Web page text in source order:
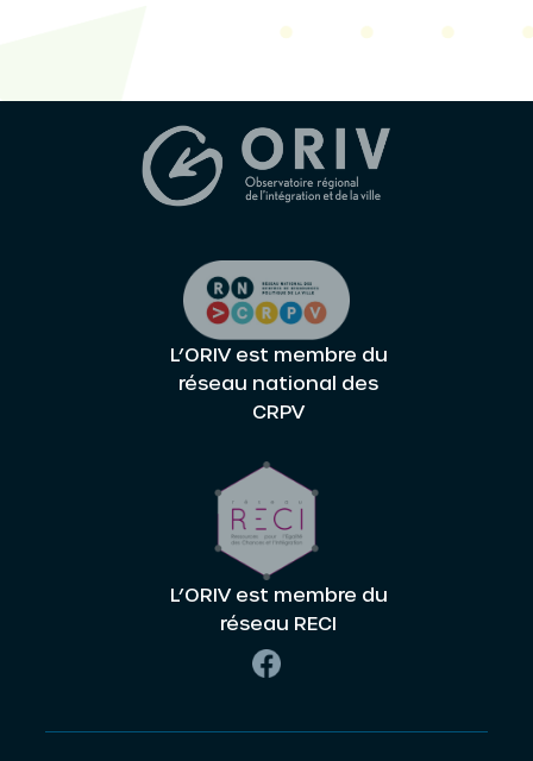
L’ORIV est membre du
réseau national des
CRPV
L’ORIV est membre du
réseau RECI